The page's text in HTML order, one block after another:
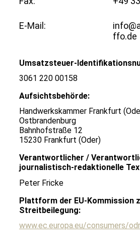
E-Mail:
ffo.de
Umsatzsteuer-
3061 220 00158
Aufsichtsbehörde:
Handwerkskammer Frankfurt
Ostbrandenburg
Bahnhofstraße 12
15230 Frankfurt (Oder)
Verantwortlicher /
journalistisch-redaktionelle
Peter Fricke
Plattform der EU-Kommission
Streitbeilegung:
www.ec.europa.eu/consumers/odr